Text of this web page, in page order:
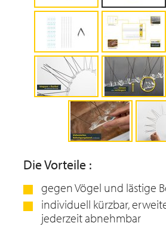
Die Vorteile :
gegen Vögel und lästige
individuell kürzbar,
jederzeit abnehmbar